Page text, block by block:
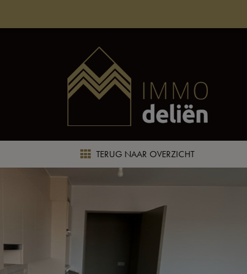
TERUG NAAR OVERZICHT